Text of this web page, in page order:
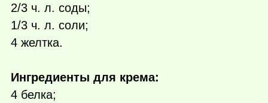
2/3 ч. л. соды;
1/3 ч. л. соли;
4 желтка.
Ингредиенты для крема:
4 белка;